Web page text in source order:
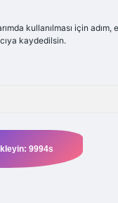
kullanılması için
kaydedilsin.